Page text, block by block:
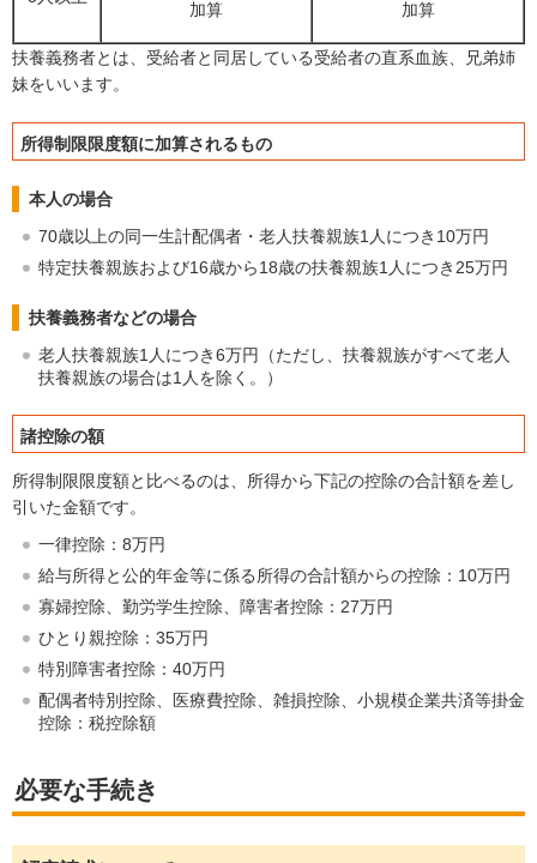
加算
加算
扶養義務者とは、受給者と同居している受給者の直系血族、兄弟姉
妹をいいます。
所得制限限度額に加算されるもの
本人の場合
70歳以上の同一生計配偶者・老人扶養親族1人につき10万円
特定扶養親族および16歳から18歳の扶養親族1人につき25万円
扶養義務者などの場合
老人扶養親族1人につき6万円（ただし、扶養親族がすべて老人
扶養親族の場合は1人を除く。）
諸控除の額
所得制限限度額と比べるのは、所得から下記の控除の合計額を差し
引いた金額です。
一律控除：8万円
給与所得と公的年金等に係る所得の合計額からの控除：10万円
寡婦控除、勤労学生控除、障害者控除：27万円
ひとり親控除：35万円
特別障害者控除：40万円
配偶者特別控除、医療費控除、雑損控除、小規模企業共済等掛金
控除：税控除額
必要な手続き